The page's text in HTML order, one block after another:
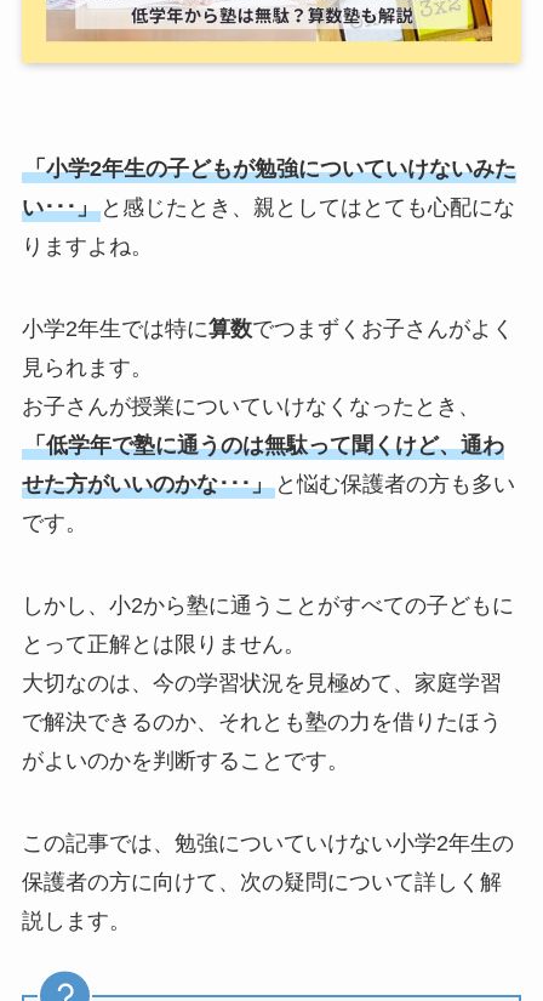
「小学2年生の子どもが勉強についていけないみた
い･･･」と感じたとき、親としてはとても心配にな
りますよね。
小学2年生では特に算数でつまずくお子さんがよく
見られます。
お子さんが授業についていけなくなったとき、
「低学年で塾に通うのは無駄って聞くけど、通わ
せた方がいいのかな･･･」と悩む保護者の方も多い
です。
しかし、小2から塾に通うことがすべての子どもに
とって正解とは限りません。
大切なのは、今の学習状況を見極めて、家庭学習
で解決できるのか、それとも塾の力を借りたほう
がよいのかを判断することです。
この記事では、勉強についていけない小学2年生の
保護者の方に向けて、次の疑問について詳しく解
説します。